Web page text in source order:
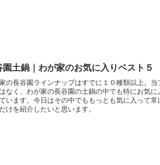
園土鍋｜わが家のお気に入りベスト５
の長谷園ラインナップはすでに１０種類以上。当
なく、わが家の長谷園の土鍋の中でも特にお気に
います。今日はその中でももっとも気に入って常
けを紹介したいと思います。